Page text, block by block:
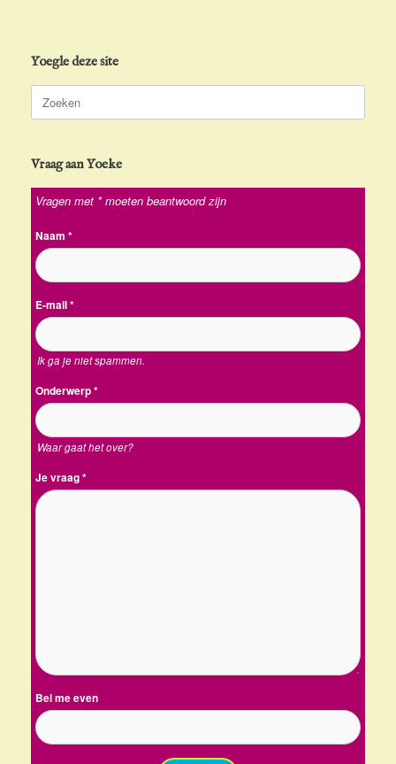
Yoegle deze site
naar:
Vraag aan Yoeke
Vragen met * moeten beantwoord zijn
Naam *
E-mail*
Ik ga je niet spammen.
Onderwerp*
Waar gaat het over?
Je vraag*
Bel me even